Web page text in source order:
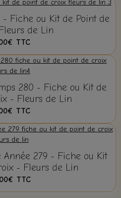
Fiche ou Kit de Point de
de Lin
TTC
280 - Fiche ou Kit de
- Fleurs de Lin
TTC
Année 279 - Fiche ou Kit
- Fleurs de Lin
TTC